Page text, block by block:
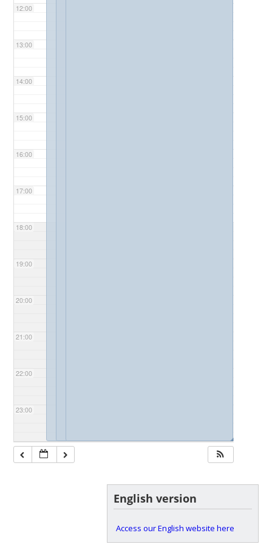
12:00
13:00
14:00
15:00
16:00
17:00
18:00
19:00
20:00
21:00
22:00
23:00
◢◢◢
English version
Access our English website here